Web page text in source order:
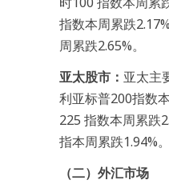
指数本周累跌
周累跌2.65%。
亚太股市： 亚太主
利亚标普200指数
225 指数本周累跌
指本周累跌1.94%。
（二）外汇市场